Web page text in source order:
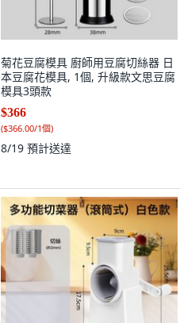
菊花豆腐模具 廚師用豆腐切絲器 日
本豆腐花模具, 1個, 升級款文思豆腐
模具3頭款
$366
($366.00/1個)
8/19 預計送達